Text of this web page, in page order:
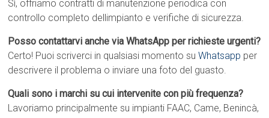
Sì, offriamo contratti di manutenzione periodica con
controllo completo dellimpianto e verifiche di sicurezza.
Posso contattarvi anche via WhatsApp per richieste urgenti?
Certo! Puoi scriverci in qualsiasi momento suWhatsapp per
descrivere il problema o inviare una foto del guasto.
Quali sono i marchi su cui intervenite con più frequenza?
Lavoriamo principalmente su impianti FAAC, Came, Benincà,